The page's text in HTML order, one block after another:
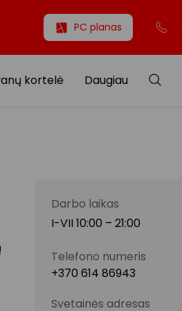
PC planas
kortelė Daugiau
Darbo laikas
I-VII 10:00 – 21:00
Telefono numeris
+370 614 86943
Svetainės adresas